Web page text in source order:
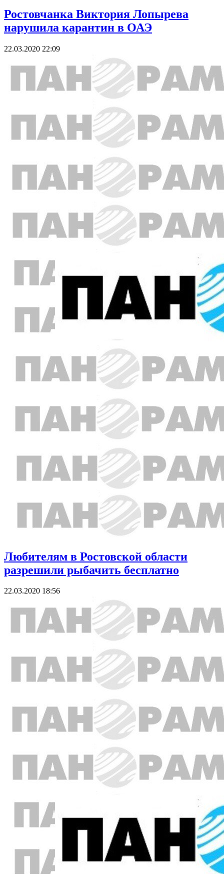
Ростовчанка Виктория Лопырева
нарушила карантин в ОАЭ
22.03.2020 22:09
Любителям в Ростовской области
разрешили рыбачить бесплатно
22.03.2020 18:56